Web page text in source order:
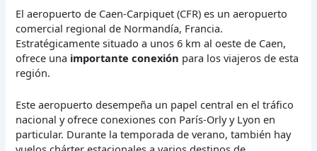
El aeropuerto de Caen-Carpiquet (CFR) es un aeropuerto
comercial regional de Normandía, Francia.
Estratégicamente situado a unos 6 km al oeste de Caen,
ofrece una importante conexión para los viajeros de esta
región.
Este aeropuerto desempeña un papel central en el tráfico
nacional y ofrece conexiones con París-Orly y Lyon en
particular. Durante la temporada de verano, también hay